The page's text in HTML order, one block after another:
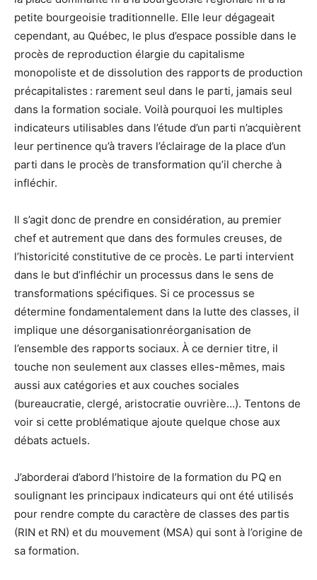
petite bourgeoisie traditionnelle. Elle leur dégageait
cependant, au Québec, le plus d’espace possible dans le
procès de reproduction élargie du capitalisme
monopoliste et de dissolution des rapports de production
précapitalistes : rarement seul dans le parti, jamais seul
dans la formation sociale. Voilà pourquoi les multiples
indicateurs utilisables dans l’étude d’un parti n’acquièrent
leur pertinence qu’à travers l’éclairage de la place d’un
parti dans le procès de transformation qu’il cherche à
infléchir.
Il s’agit donc de prendre en considération, au premier
chef et autrement que dans des formules creuses, de
l’historicité constitutive de ce procès. Le parti intervient
dans le but d’infléchir un processus dans le sens de
transformations spécifiques. Si ce processus se
détermine fondamentalement dans la lutte des classes, il
implique une désorganisationréorganisation de
l’ensemble des rapports sociaux. À ce dernier titre, il
touche non seulement aux classes elles-mêmes, mais
aussi aux catégories et aux couches sociales
(bureaucratie, clergé, aristocratie ouvrière…). Tentons de
voir si cette problématique ajoute quelque chose aux
débats actuels.
J’aborderai d’abord l’histoire de la formation du PQ en
soulignant les principaux indicateurs qui ont été utilisés
pour rendre compte du caractère de classes des partis
(RIN et RN) et du mouvement (MSA) qui sont à l’origine de
sa formation.